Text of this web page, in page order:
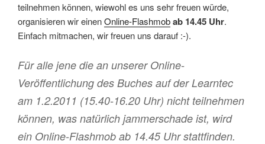
teilnehmen können, wiewohl es uns sehr freuen würde,
organisieren wir einenOnline-Flashmobab 14.45 Uhr.
Einfach mitmachen, wir freuen uns darauf :-).
Für alle jene die an unserer Online-
Veröffentlichung des Buches auf der Learntec
am 1.2.2011 (15.40-16.20 Uhr) nicht teilnehmen
können, was natürlich jammerschade ist, wird
ein Online-Flashmob ab 14.45 Uhr stattfinden.